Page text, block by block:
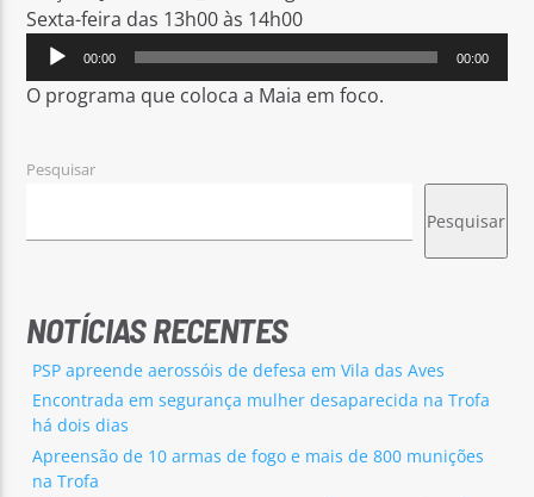
Rádio No ar
Sexta-feira das 13h00 às 14h00
Reprodutor
de
áudio
00:00 00:00
O programa que coloca a Maia em foco.
Pesquisar
Pesquisar
NOTÍCIAS RECENTES
PSP apreende aerossóis de defesa em Vila das Aves
Encontrada em segurança mulher desaparecida na Trofa
há dois dias
Apreensão de 10 armas de fogo e mais de 800 munições
na Trofa